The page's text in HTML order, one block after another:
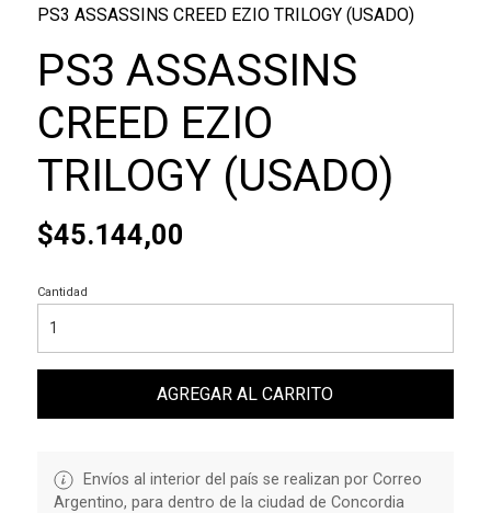
PS3 ASSASSINS CREED EZIO TRILOGY (USADO)
PS3 ASSASSINS
CREED EZIO
TRILOGY (USADO)
$45.144,00
Cantidad
AGREGAR AL CARRITO
Envíos al interior del país se realizan por Correo
Argentino, para dentro de la ciudad de Concordia